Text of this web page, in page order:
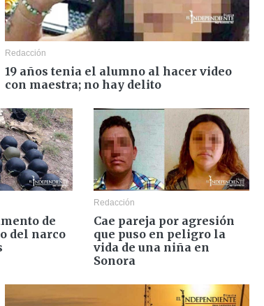
Redacción
19 años tenia el alumno al hacer video
con maestra; no hay delito
de
del narco
Redacción
Cae pareja por agresión
que puso en peligro la
vida de una niña en
Sonora